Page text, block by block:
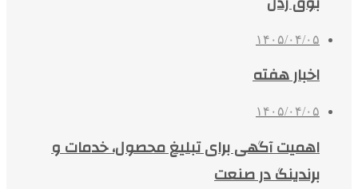
۱۴۰۵/۰۴/۰۵
اخبار هفته
۱۴۰۵/۰۴/۰۵
اهمیت آگهی برای تبلیغ محصول، خدمات و
برندینگ در صنعت